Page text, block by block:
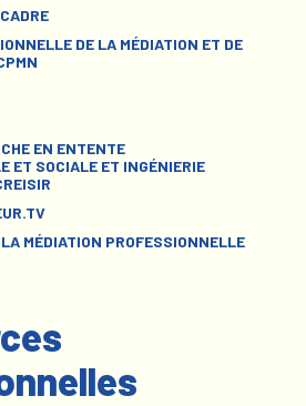
DE LA MÉDIATION ET DE
EN ENTENTE
ET SOCIALE ET INGÉNIERIE
MÉDIATION PROFESSIONNELLE